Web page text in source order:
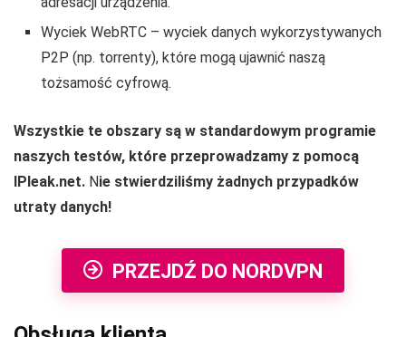
Wyciek WebRTC – wyciek danych wykorzystywanych
P2P (np. torrenty), które mogą ujawnić naszą
tożsamość cyfrową.
Wszystkie te obszary są w standardowym programie
naszych testów, które przeprowadzamy z pomocą
IPleak.net. Nie stwierdziliśmy żadnych przypadków
utraty danych!
PRZEJDŹ DO NORDVPN